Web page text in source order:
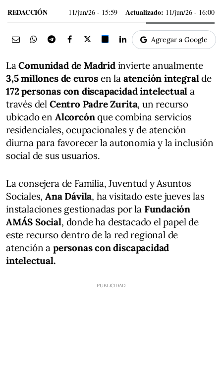
REDACCIÓN 11/jun/26 - 15:59 Actualizado: 11/jun/26 - 16:00
Agregar a Google
La Comunidad de Madridinvierte anualmente
3,5 millones de euros en la atención integralde
172 personas con discapacidad intelectuala
través del Centro Padre Zurita, un recurso
ubicado en Alcorcónque combina servicios
residenciales, ocupacionales y de atención
diurna para favorecer la autonomía y la inclusión
social de sus usuarios.
La consejera de Familia, Juventud y Asuntos
Sociales,Ana Dávila, ha visitado este jueves las
instalaciones gestionadas por la Fundación
AMÁS Social, donde ha destacado el papel de
este recurso dentro de la red regional de
atención a personas con discapacidad
intelectual.